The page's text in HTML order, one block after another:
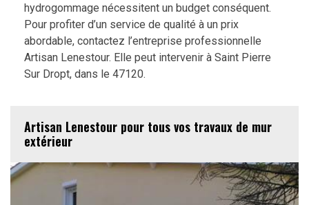
hydrogommage nécessitent un budget conséquent.
Pour profiter d’un service de qualité à un prix
abordable, contactez l’entreprise professionnelle
Artisan Lenestour. Elle peut intervenir à Saint Pierre
Sur Dropt, dans le 47120.
Artisan Lenestour pour tous vos travaux de mur
extérieur